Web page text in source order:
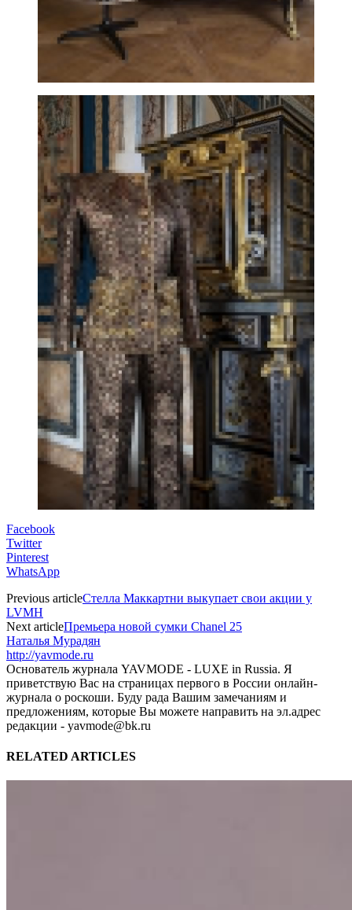
Facebook
Twitter
Pinterest
WhatsApp
Previous articleСтелла Маккартни выкупает свои акции у
LVMH
Next articleПремьера новой сумки Chanel 25
Наталья Мурадян
http://yavmode.ru
Основатель журнала YAVMODE - LUXE in Russia. Я
приветствую Вас на страницах первого в России онлайн-
журнала о роскоши. Буду рада Вашим замечаниям и
предложениям, которые Вы можете направить на эл.адрес
редакции - yavmode@bk.ru
RELATED ARTICLES